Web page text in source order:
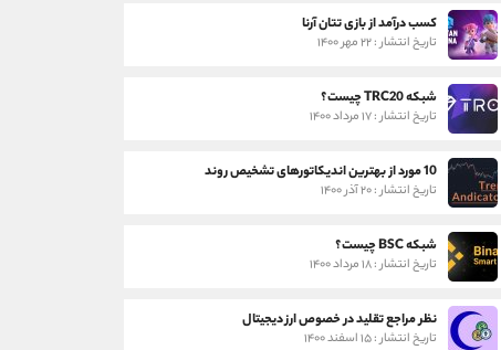
کسب درآمد از بازی تتان آرنا
تاریخ انتشار : ۲۲ مهر ۱۴۰۰
شبکه TRC20 چیست؟
تاریخ انتشار : ۱۷ مرداد ۱۴۰۰
10 مورد از بهترین اندیکاتورهای تشخیص روند
تاریخ انتشار : ۲۰ آذر ۱۴۰۰
شبکه BSC چیست؟
تاریخ انتشار : ۱۸ مرداد ۱۴۰۰
نظر مراجع تقلید در خصوص ارز دیجیتال
تاریخ انتشار : ۱۵ اسفند ۱۴۰۰